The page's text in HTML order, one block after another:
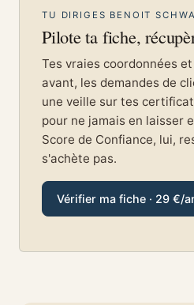
TU DIRIGES BENOIT
Pilote ta fiche,
Tes vraies coordonnées
avant, les demandes de
une veille sur tes
pour ne jamais en laisser
Score de Confiance, lui,
s'achète pas.
Vérifier ma fiche · 29 €/